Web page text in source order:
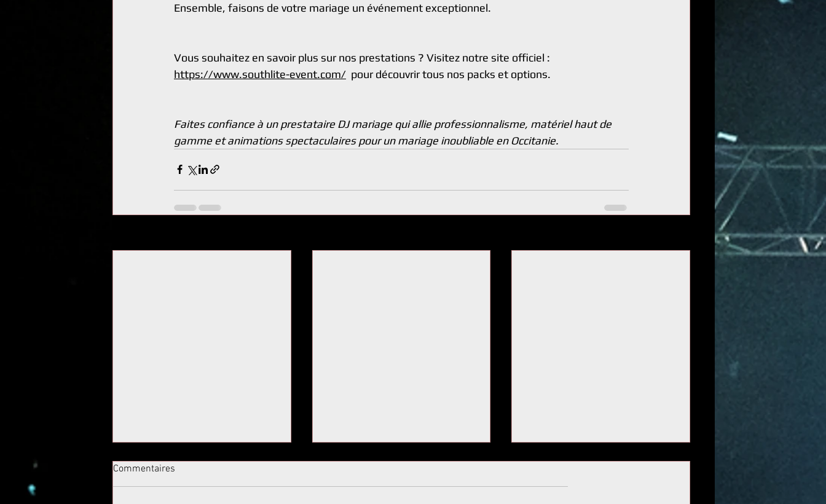
Ensemble, faisons de votre mariage un événement exceptionnel.
Vous souhaitez en savoir plus sur nos prestations ? Visitez notre site officiel :
https://www.southlite-event.com/
  pour découvrir tous nos packs et options.
Faites confiance à un prestataire DJ mariage qui allie professionnalisme, matériel haut de
gamme et animations spectaculaires pour un mariage inoubliable en Occitanie.
Commentaires